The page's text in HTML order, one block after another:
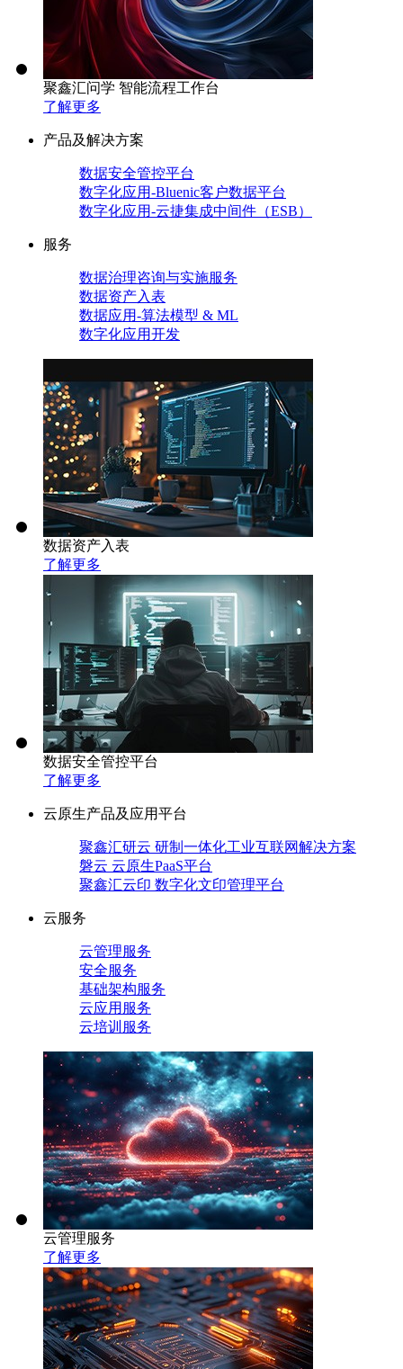
聚鑫汇问学 智能流程工作台
了解更多
产品及解决方案
数据安全管控平台
数字化应用-Bluenic客户数据平台
数字化应用-云捷集成中间件（ESB）
服务
数据治理咨询与实施服务
数据资产入表
数据应用-算法模型 & ML
数字化应用开发
数据资产入表
了解更多
数据安全管控平台
了解更多
云原生产品及应用平台
聚鑫汇研云 研制一体化工业互联网解决方案
磐云 云原生PaaS平台
聚鑫汇云印 数字化文印管理平台
云服务
云管理服务
安全服务
基础架构服务
云应用服务
云培训服务
云管理服务
了解更多